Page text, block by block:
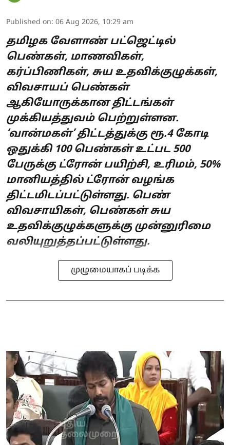
Published on: 06 Aug 2026, 10:29 am
தமிழக வேளாண் பட்ஜெட்டில்
பெண்கள், மாணவிகள்,
கர்ப்பிணிகள், சுய உதவிக்குழுக்கள்,
விவசாயப் பெண்கள்
ஆகியோருக்கான திட்டங்கள்
முக்கியத்துவம் பெற்றுள்ளன.
‘வான்மகள்’ திட்டத்துக்கு ரூ.4 கோடி
ஒதுக்கி 100 பெண்கள் உட்பட 500
பேருக்கு ட்ரோன் பயிற்சி, உரிமம், 50%
மானியத்தில் ட்ரோன் வழங்க
திட்டமிடப்பட்டுள்ளது. பெண்
விவசாயிகள், பெண்கள் சுய
உதவிக்குழுக்களுக்கு முன்னுரிமை
வலியுறுத்தப்பட்டுள்ளது.
முழுமையாகப் படிக்க